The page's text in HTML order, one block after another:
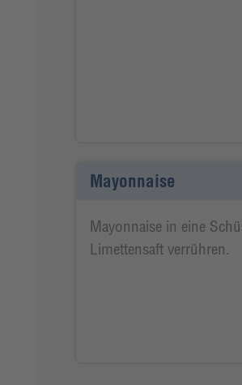
Mayonnaise
Mayonnaise in eine
Limettensaft verrühren.